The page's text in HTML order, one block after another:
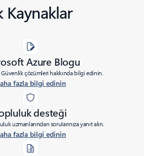
Kaynaklar
Azure Blogu
çözümleri hakkında bilgi edinin.
fazla bilgi edinin
desteği
uzmanlarından sorularınıza yanıt alın.
fazla bilgi edinin